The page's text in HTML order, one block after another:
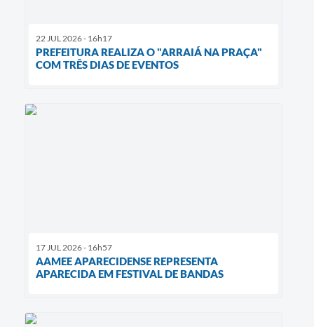
22 JUL 2026 - 16h17
PREFEITURA REALIZA O "ARRAIÁ NA PRAÇA"
COM TRÊS DIAS DE EVENTOS
17 JUL 2026 - 16h57
AAMEE APARECIDENSE REPRESENTA
APARECIDA EM FESTIVAL DE BANDAS